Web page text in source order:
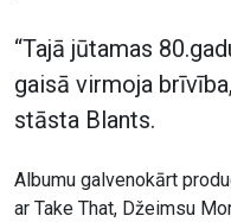
“Tajā jūtamas
gaisā virmoja
stāsta Blants.
Albumu galvenokārt
ar Take That, Džeimsu